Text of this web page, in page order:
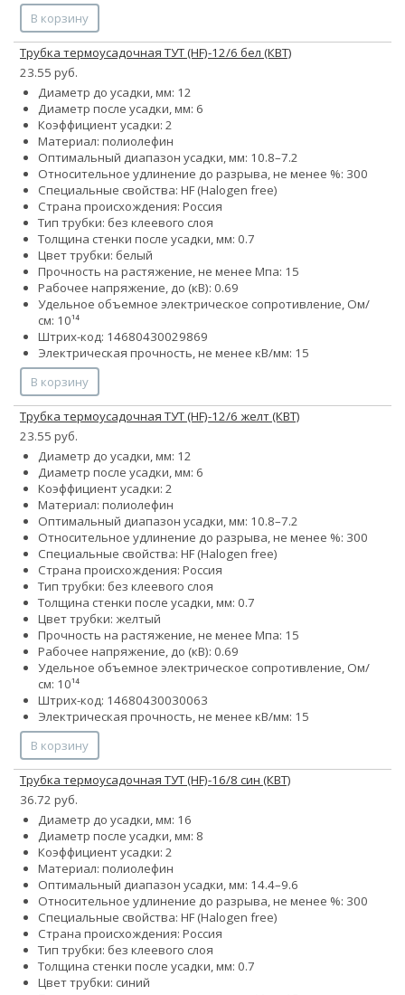
В корзину
Трубка термоусадочная ТУТ (HF)-12/6 бел (КВТ)
23.55 руб.
Диаметр до усадки, мм: 12
Диаметр после усадки, мм: 6
Коэффициент усадки: 2
Материал: полиолефин
Оптимальный диапазон усадки, мм: 10.8–7.2
Относительное удлинение до разрыва, не менее %: 300
Специальные свойства: HF (Halogen free)
Страна происхождения: Россия
Тип трубки: без клеевого слоя
Толщина стенки после усадки, мм: 0.7
Цвет трубки: белый
Прочность на растяжение, не менее Мпа: 15
Рабочее напряжение, до (кВ): 0.69
Удельное объемное электрическое сопротивление, Ом/
см: 10¹⁴
Штрих-код: 14680430029869
Электрическая прочность, не менее кВ/мм: 15
В корзину
Трубка термоусадочная ТУТ (HF)-12/6 желт (КВТ)
23.55 руб.
Диаметр до усадки, мм: 12
Диаметр после усадки, мм: 6
Коэффициент усадки: 2
Материал: полиолефин
Оптимальный диапазон усадки, мм: 10.8–7.2
Относительное удлинение до разрыва, не менее %: 300
Специальные свойства: HF (Halogen free)
Страна происхождения: Россия
Тип трубки: без клеевого слоя
Толщина стенки после усадки, мм: 0.7
Цвет трубки: желтый
Прочность на растяжение, не менее Мпа: 15
Рабочее напряжение, до (кВ): 0.69
Удельное объемное электрическое сопротивление, Ом/
см: 10¹⁴
Штрих-код: 14680430030063
Электрическая прочность, не менее кВ/мм: 15
В корзину
Трубка термоусадочная ТУТ (HF)-16/8 син (КВТ)
36.72 руб.
Диаметр до усадки, мм: 16
Диаметр после усадки, мм: 8
Коэффициент усадки: 2
Материал: полиолефин
Оптимальный диапазон усадки, мм: 14.4–9.6
Относительное удлинение до разрыва, не менее %: 300
Специальные свойства: HF (Halogen free)
Страна происхождения: Россия
Тип трубки: без клеевого слоя
Толщина стенки после усадки, мм: 0.7
Цвет трубки: синий